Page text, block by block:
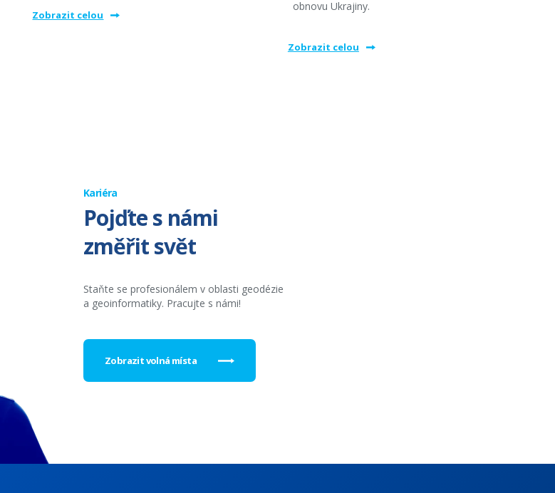
Zobrazit celou
obnovu Ukrajiny.
Zobrazit celou
Kariéra
Pojďte s námi
změřit svět
Staňte se profesionálem v oblasti geodézie
a geoinformatiky. Pracujte s námi!
Zobrazit volná místa